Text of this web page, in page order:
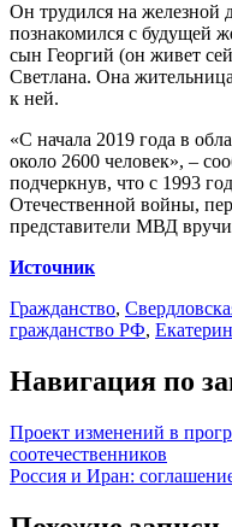
Он трудился на железной
познакомился с будущей
сын Георгий (он живет
Светлана. Она
к ней.
«С начала 2019 года в
около 2600 человек», –
подчеркнув, что с 1993
Отечественной войны,
представители МВД
Источник
Гражданство,
гражданство РФ,
Навигация по
Проект изменений в
соотечественников
Россия и Иран: